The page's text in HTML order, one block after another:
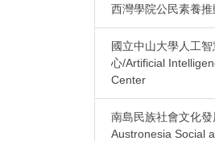
西灣學院公民素養
國立中山大學人工
心/Artificial
Center
南島民族社會文化
Austronesia Social